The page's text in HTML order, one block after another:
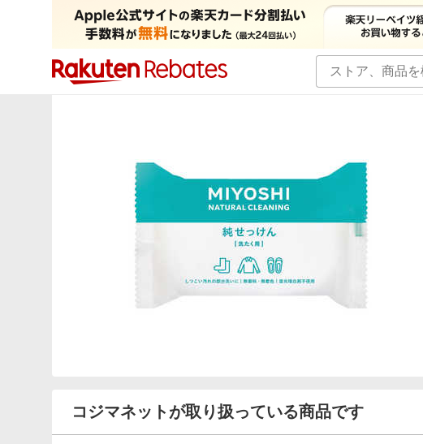
コジマネットが取り扱っている商品です